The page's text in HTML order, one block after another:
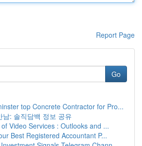
Report Page
Go
top Concrete Contractor for Pro...
남: 솔직담백 정보 공유
Video Services : Outlooks and ...
Best Registered Accountant P...